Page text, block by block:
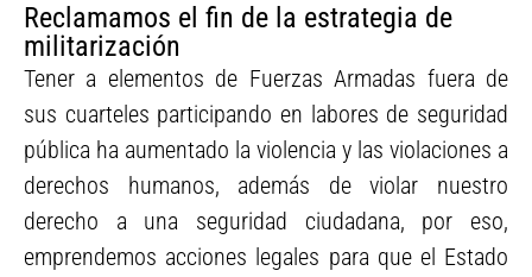
Reclamamos el fin de la estrategia de
militarización
Tener a elementos de Fuerzas Armadas fuera de
sus cuarteles participando en labores de seguridad
pública ha aumentado la violencia y las violaciones a
derechos humanos, además de violar nuestro
derecho a una seguridad ciudadana, por eso,
emprendemos acciones legales para que el Estado